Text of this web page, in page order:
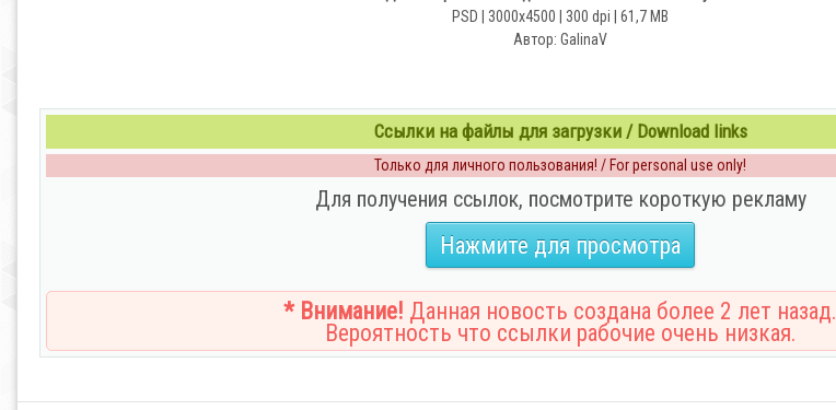
PSD | 3000x4500 | 300 dpi | 61,7 MB
Автор: GalinaV
Ссылки на файлы для загрузки / Download links
Только для личного пользования! / For personal use only!
Для получения ссылок, посмотрите короткую рекламу
Нажмите для просмотра
* Внимание! Данная новость создана более 2 лет назад.
Вероятность что ссылки рабочие очень низкая.